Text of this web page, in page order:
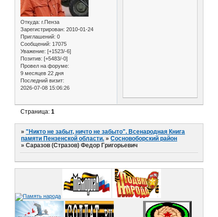
Откуда: г.Пенза
Зарегистрирован: 2010-01-24
Приглашений: 0
Сообщений: 17075
Уважение: [+1523/-6]
Позитив: [+5483/-0]
Провел на форуме:
9 месяцев 22 дня
Последний визит:
2026-07-08 15:06:26
Страница:1
»"Никто не забыт, ничто не забыто". Всенародная Книга
памяти Пензенской области. »Сосновоборский район
»Саразов (Стразов) Федор Григорьевич